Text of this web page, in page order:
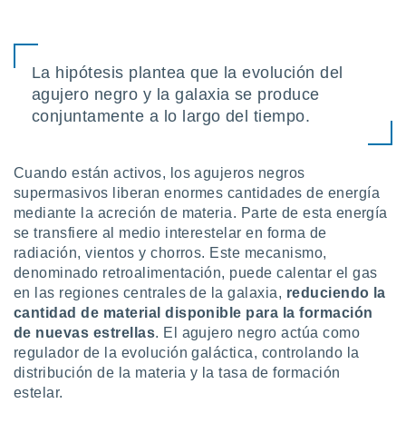
utilizar
crear un
la
medir el
de la
el
del
de
o a través
de
de
de
uso de
La hipótesis plantea que la evolución del
agujero negro y la galaxia se produce
conjuntamente a lo largo del tiempo.
Cuando están activos, los agujeros negros
supermasivos liberan enormes cantidades de energía
mediante la acreción de materia. Parte de esta energía
se transfiere al medio interestelar en forma de
radiación, vientos y chorros. Este mecanismo,
denominado retroalimentación, puede calentar el gas
en las regiones centrales de la galaxia, reduciendo la
cantidad de material disponible para la formación
de nuevas estrellas. El agujero negro actúa como
regulador de la evolución galáctica, controlando la
distribución de la materia y la tasa de formación
estelar.